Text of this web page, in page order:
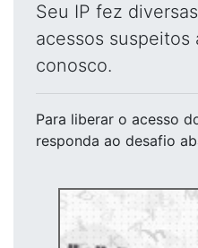
Seu IP fez
acessos suspeitos
conosco.
Para liberar o acesso
responda ao desafio